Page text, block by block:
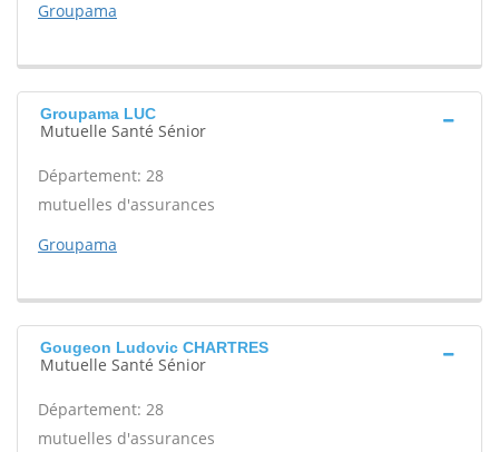
Groupama
Groupama LUC
Mutuelle Santé Sénior
Département: 28
mutuelles d'assurances
Groupama
Gougeon Ludovic CHARTRES
Mutuelle Santé Sénior
Département: 28
mutuelles d'assurances